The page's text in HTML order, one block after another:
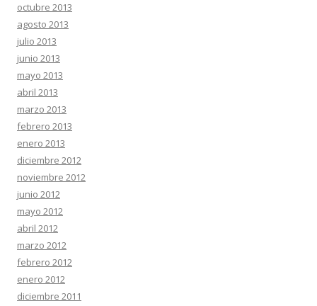
octubre 2013
agosto 2013
julio 2013
junio 2013
mayo 2013
abril 2013
marzo 2013
febrero 2013
enero 2013
diciembre 2012
noviembre 2012
junio 2012
mayo 2012
abril 2012
marzo 2012
febrero 2012
enero 2012
diciembre 2011